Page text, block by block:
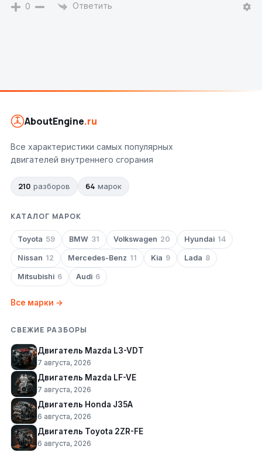
0 Ответить
AboutEngine.ru
Все характеристики самых популярных
двигателей внутреннего сгорания
210 разборов 64 марок
КАТАЛОГ МАРОК
Toyota 59 BMW 31 Volkswagen 20 Hyundai 14
Nissan 12 Mercedes-Benz 11 Kia 9 Lada 8
Mitsubishi 6 Audi 6
Все марки →
СВЕЖИЕ РАЗБОРЫ
Двигатель Mazda L3-VDT
7 августа, 2026
Двигатель Mazda LF-VE
7 августа, 2026
Двигатель Honda J35A
6 августа, 2026
Двигатель Toyota 2ZR-FE
6 августа, 2026